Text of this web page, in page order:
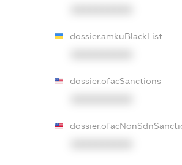
dossier.amkuBlackList
dossier.ofacSanctions